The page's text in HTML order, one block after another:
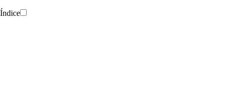
Índice